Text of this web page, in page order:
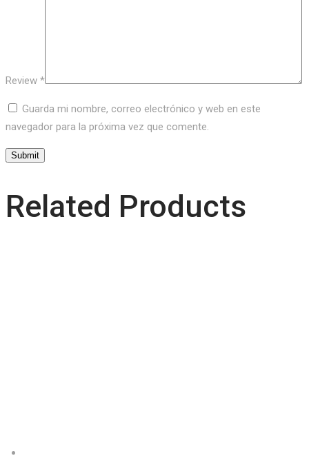
Review *
Guarda mi nombre, correo electrónico y web en este
navegador para la próxima vez que comente.
Related Products